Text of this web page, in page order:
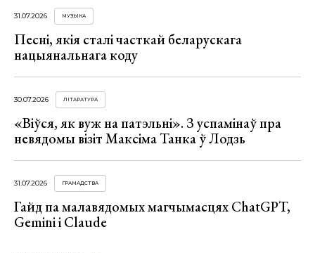
31.07.2026 МУЗЫКА
Песні, якія сталі часткай беларускага
нацыянальнага коду
30.07.2026 ЛІТАРАТУРА
«Віўся, як вуж на патэльні». З успамінаў пра
невядомы візіт Максіма Танка ў Лодзь
31.07.2026 ГРАМАДСТВА
Гайд па малавядомых магчымасцях ChatGPT,
Gemini і Claude